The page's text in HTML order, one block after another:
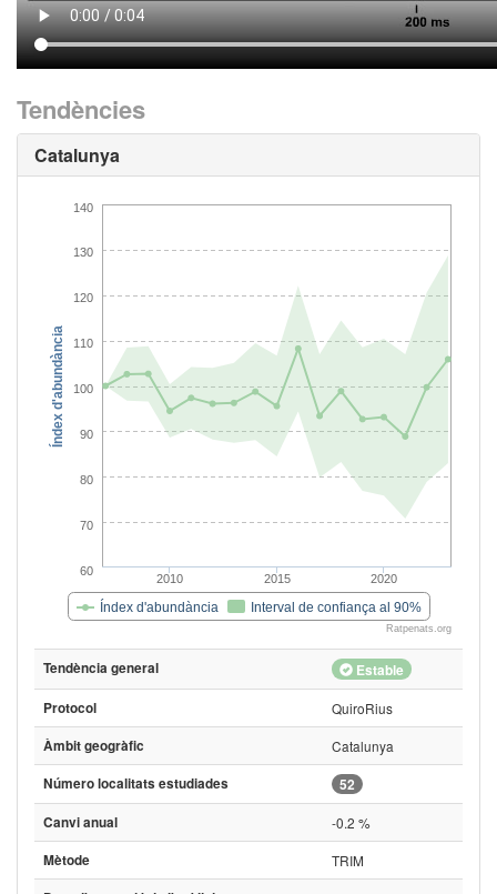
Tendències
Catalunya
Índex d'abundància
Índex d'abundància Interval de confiança al 90%
2010 2015 2020
60
70
80
90
100
110
120
130
140
Ratpenats.org
Tendència general Estable
Protocol
QuiroRius
Àmbit geogràfic
Catalunya
Número localitats estudiades
52
Canvi anual
-0.2 %
Mètode
TRIM